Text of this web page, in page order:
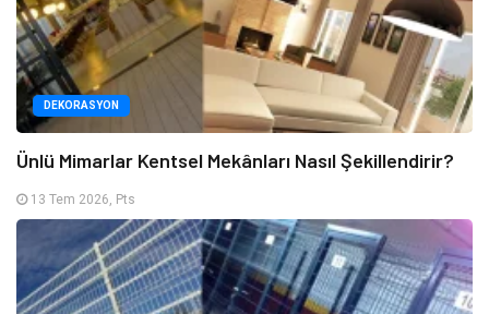
DEKORASYON
Ünlü Mimarlar Kentsel Mekânları Nasıl Şekillendirir?
13 Tem 2026, Pts